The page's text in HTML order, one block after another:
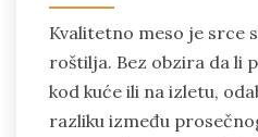
Kvalitetno meso je srce
roštilja. Bez obzira da li
kod kuće ili na izletu,
razliku između